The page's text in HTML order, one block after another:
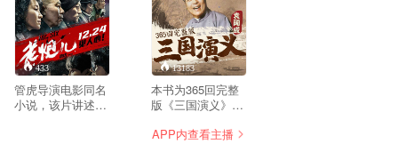
433
管虎导演电影同名
小说，该片讲述了
13183
本书为365回完整
版《三国演义》，
值得收藏！本书描
APP内查看主播